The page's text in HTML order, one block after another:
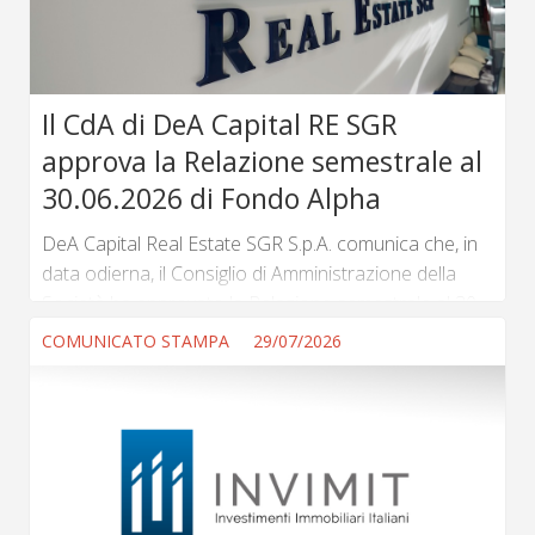
accessibile in Italia...
Il CdA di DeA Capital RE SGR
approva la Relazione semestrale al
30.06.2026 di Fondo Alpha
DeA Capital Real Estate SGR S.p.A. comunica che, in
data odierna, il Consiglio di Amministrazione della
giugno 2026 del Fondo di Investimento Alternativo
(FIA) immobiliare, di tipo chiuso, Alpha, quotato sul
complessivo netto (NAV) del Fondo Alpha è passato
da 88.279.172 euro al 31 dicembre 2025
a 86.212.116 euro al 30 giugno 2026. (...) ...
COMUNICATO STAMPA 29/07/2026